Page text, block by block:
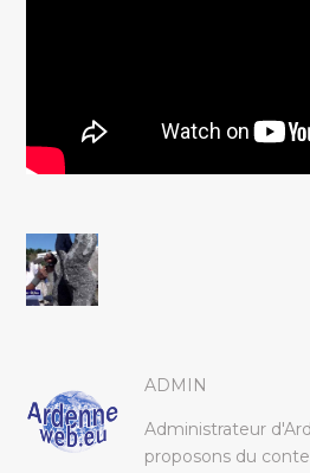
ADMIN
Administrateur
proposons du